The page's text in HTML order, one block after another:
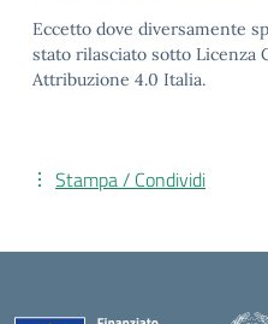
Eccetto dove diversamente
stato rilasciato sotto Licenza
Attribuzione 4.0 Italia.
Stampa / Condividi